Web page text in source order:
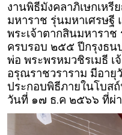
งานพิธีมังคลาภิเษกเหรี
มหาราช รุ่นมหาเศรษฐี
พระเจ้าตากสินมหาราช
ครบรอบ ๒๕๕ ปีกรุงธน
พ่อ พระพรหมวชิรเมธี เ
อรุณราชวราราม มีอา
ประกอบพิธีภายในโบส
วันที่ ๑๗ ธ.ค ๒๕๖๖ ที่ผ่